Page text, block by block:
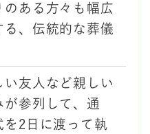
のある方々も幅広
る、伝統的な葬儀
い友人など親しい
が参列して、通
を2日に渡って執